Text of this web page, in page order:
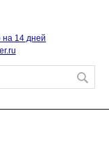
на 14 дней